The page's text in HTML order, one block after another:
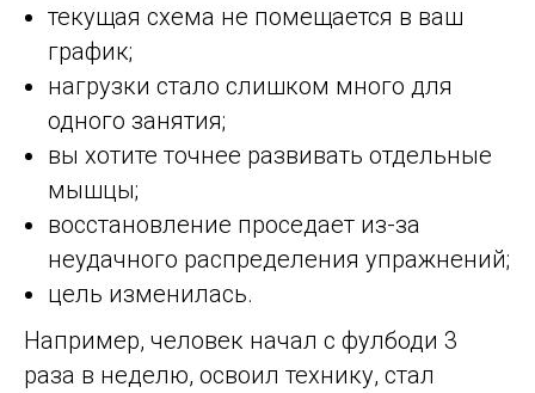
текущая схема не помещается в ваш
график;
нагрузки стало слишком много для
одного занятия;
вы хотите точнее развивать отдельные
мышцы;
восстановление проседает из-за
неудачного распределения упражнений;
цель изменилась.
Например, человек начал с фулбоди 3
раза в неделю, освоил технику, стал